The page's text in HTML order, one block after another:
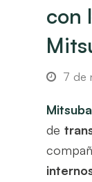
con
7 de
Mitsuba
de